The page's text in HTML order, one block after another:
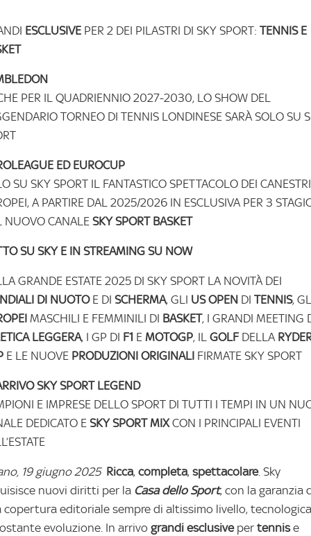
ESCLUSIVE PER 2 DEI PILASTRI DI SKY SPORT: TENNIS E
PER IL QUADRIENNIO 2027-2030, LO SHOW DEL
TORNEO DI TENNIS LONDINESE SARÀ SOLO SU
ED EUROCUP
SU SKY SPORT IL FANTASTICO SPETTACOLO DEI CANESTRI
A PARTIRE DAL 2025/2026 IN ESCLUSIVA PER 3
NUOVO CANALE SKY SPORT BASKET
SU SKY E IN STREAMING SU NOW
GRANDE ESTATE 2025 DI SKY SPORT LA NOVITÀ DEI
DI NUOTO E DI SCHERMA, GLI US OPEN DI TENNIS,
MASCHILI E FEMMINILI DI BASKET, I GRANDI MEETING
LEGGERA, I GP DI F1 E MOTOGP, IL GOLF DELLA
E LE NUOVE PRODUZIONI ORIGINALI FIRMATE SKY SPORT
SKY SPORT LEGEND
E IMPRESE DELLO SPORT DI TUTTI I TEMPI IN UN
DEDICATO E SKY SPORT MIXCON I PRINCIPALI EVENTI
19 giugno 2025 Ricca, completa, spettacolare. Sky
nuovi diritti per la Casa dello Sport, con la garanzia
copertura editoriale sempre di altissimo livello,
evoluzione. In arrivo grandi esclusive per tennise